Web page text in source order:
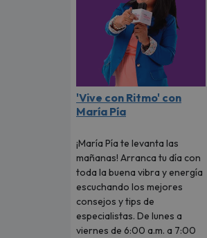
'Vive con Ritmo' con
María Pía
¡María Pía te levanta las
mañanas! Arranca tu día con
toda la buena vibra y energía
escuchando los mejores
consejos y tips de
especialistas. De lunes a
viernes de 6:00 a.m. a 7:00